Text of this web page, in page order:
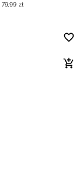
79,99 zł